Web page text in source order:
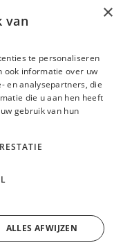
Bestellen is
feed
Reviews @Kiyoh
×
van
te personaliseren
ook informatie over uw
en analysepartners, die
die u aan hen heeft
gebruik van hun
ALLES AFWIJZEN